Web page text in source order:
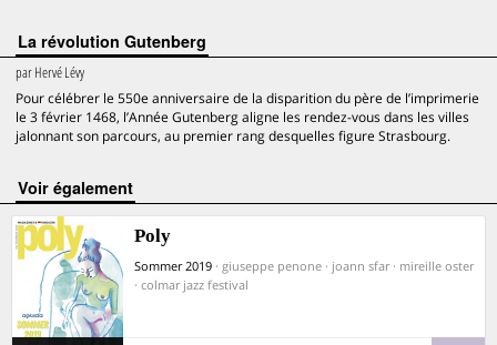
La révolution Gutenberg
parHervé Lévy
Pour célébrer le 550e anniversaire de la disparition du père de l’imprimerie
le 3 février 1468, l’Année Gutenberg aligne les rendez-vous dans les villes
jalonnant son parcours, au premier rang desquelles figure Strasbourg.
voir également
Poly
Sommer 2019 · giuseppe penone · joann sfar · mireille oster
· colmar jazz festival